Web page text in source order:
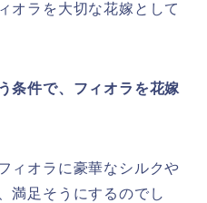
オラを大切な花嫁として
条件で、フィオラを花嫁
ィオラに豪華なシルクや
満足そうにするのでし